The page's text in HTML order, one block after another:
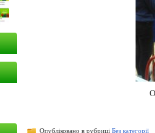
Опубліковано в рубриці Без категорії